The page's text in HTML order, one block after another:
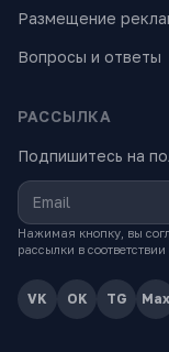
Размещение
Вопросы и ответы
РАССЫЛКА
Подпишитесь на
Нажимая кнопку, вы
рассылки в соответствии
VK OK TG Max